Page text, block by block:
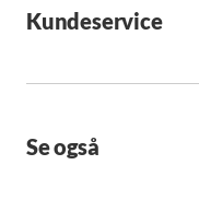
Kundeservice
Se også